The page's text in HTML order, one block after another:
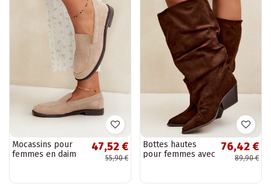
Mocassins pour
femmes en daim
47,52 €
55,90 €
Bottes hautes
pour femmes avec
76,42 €
89,90 €